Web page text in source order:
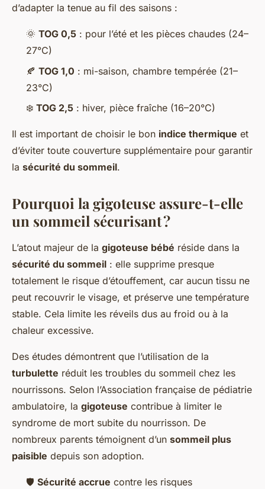
d’adapter la tenue au fil des saisons :
🌞 TOG 0,5 : pour l’été et les pièces chaudes (24–
27°C)
🍂 TOG 1,0 : mi-saison, chambre tempérée (21–
23°C)
❄️ TOG 2,5 : hiver, pièce fraîche (16–20°C)
Il est important de choisir le bon indice thermique et
d’éviter toute couverture supplémentaire pour garantir
la sécurité du sommeil.
Pourquoi la gigoteuse assure-t-elle
un sommeil sécurisant ?
L’atout majeur de la gigoteuse bébé réside dans la
sécurité du sommeil : elle supprime presque
totalement le risque d’étouffement, car aucun tissu ne
peut recouvrir le visage, et préserve une température
stable. Cela limite les réveils dus au froid ou à la
chaleur excessive.
Des études démontrent que l’utilisation de la
turbulette réduit les troubles du sommeil chez les
nourrissons. Selon l’Association française de pédiatrie
ambulatoire, la gigoteuse contribue à limiter le
syndrome de mort subite du nourrisson. De
nombreux parents témoignent d’un sommeil plus
paisible depuis son adoption.
🛡️ Sécurité accrue contre les risques